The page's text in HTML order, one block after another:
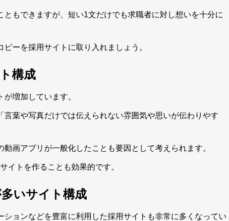
もできますが、短い1文だけでも求職者に対し想いを十分に
ーを採用サイトに取り入れましょう。
構成
増加しています。
葉や写真だけでは伝えられない雰囲気や思いが伝わりやす
画アプリが一般化したことも要因として考えられます。
イトを作ることも効果的です。
いサイト構成
ョンなどを豊富に利用した採用サイトも非常に多くなってい